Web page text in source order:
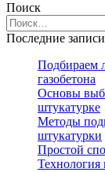
Поиск
Search
for:
Последние записи
Подбираем
газобетона
Основы
штукатурке
Методы
штукатурки
Простой
Технология